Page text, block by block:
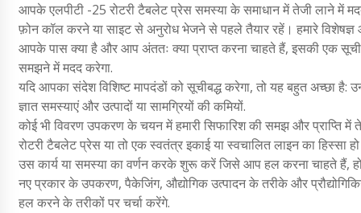
आपके एलपीटी -25 रोटरी टैबलेट प्रेस समस्या के समाधान में तेजी लाने में
फ़ोन कॉल करने या साइट से अनुरोध भेजने से पहले तैयार रहें। हमारे
आपके पास क्या है और आप अंततः क्या प्राप्त करना चाहते हैं, इसकी एक
समझने में मदद करेगा.
यदि आपका संदेश विशिष्ट मापदंडों को सूचीबद्ध करेगा, तो यह बहुत अच्छा
ज्ञात समस्याएं और उत्पादों या सामग्रियों की कमियों.
कोई भी विवरण उपकरण के चयन में हमारी सिफारिश की समझ और प्राप्ति में
रोटरी टैबलेट प्रेस या तो एक स्वतंत्र इकाई या स्वचालित लाइन का
उस कार्य या समस्या का वर्णन करके शुरू करें जिसे आप हल करना चाहते हैं,
नए प्रकार के उपकरण, पैकेजिंग, औद्योगिक उत्पादन के तरीके और
हल करने के तरीकों पर चर्चा करेंगे.